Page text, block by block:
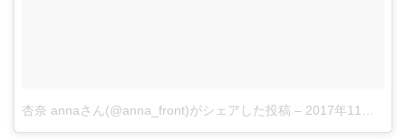
杏奈 annaさん(@anna_front)がシェアした投稿 – 2017年11月月30日午後11時26分PST